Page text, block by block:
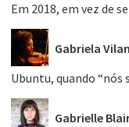
Em 2018, em vez de
Gabriela
Ubuntu, quando “nós
Gabrielle